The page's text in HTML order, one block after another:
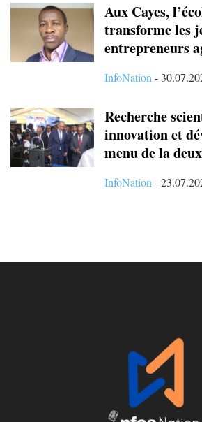
Aux Cayes,
transforme les
entrepreneurs
InfoNation-
Recherche
innovation et
menu de la
InfoNation-